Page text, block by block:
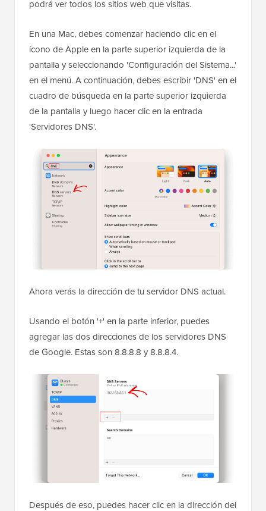
podrá ver todos los sitios web que visitas.
En una Mac, debes comenzar haciendo clic en el
ícono de Apple en la parte superior izquierda de la
pantalla y seleccionando 'Configuración del Sistema...'
en el menú. A continuación, debes escribir 'DNS' en el
cuadro de búsqueda en la parte superior izquierda
de la pantalla y luego hacer clic en la entrada
'Servidores DNS'.
Ahora verás la dirección de tu servidor DNS actual.
Usando el botón '+' en la parte inferior, puedes
agregar las dos direcciones de los servidores DNS
de Google. Estas son 8.8.8.8 y 8.8.8.4.
Después de eso, puedes hacer clic en la dirección del